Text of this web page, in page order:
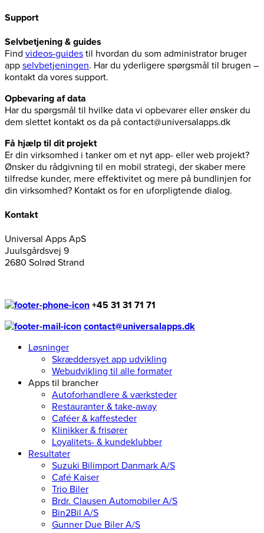
Support
Selvbetjening & guides
Find videos-guides til hvordan du som administrator bruger
app selvbetjeningen. Har du yderligere spørgsmål til brugen –
kontakt da vores support.
Opbevaring af data
Har du spørgsmål til hvilke data vi opbevarer eller ønsker du
dem slettet kontakt os da på contact@universalapps.dk
Få hjælp til dit projekt
Er din virksomhed i tanker om et nyt app- eller web projekt?
Ønsker du rådgivning til en mobil strategi, der skaber mere
tilfredse kunder, mere effektivitet og mere på bundlinjen for
din virksomhed? Kontakt os for en uforpligtende dialog.
Kontakt
Universal Apps ApS
Juulsgårdsvej 9
2680 Solrød Strand
+45 31 31 71 71
contact@universalapps.dk
Løsninger
Skræddersyet app udvikling
Webudvikling til alle formater
Apps til brancher
Autoforhandlere & værksteder
Restauranter & take-away
Caféer & kaffesteder
Klinikker & frisører
Loyalitets- & kundeklubber
Resultater
Suzuki Bilimport Danmark A/S
Café Kaiser
Trio Biler
Brdr. Clausen Automobiler A/S
Bin2Bil A/S
Gunner Due Biler A/S